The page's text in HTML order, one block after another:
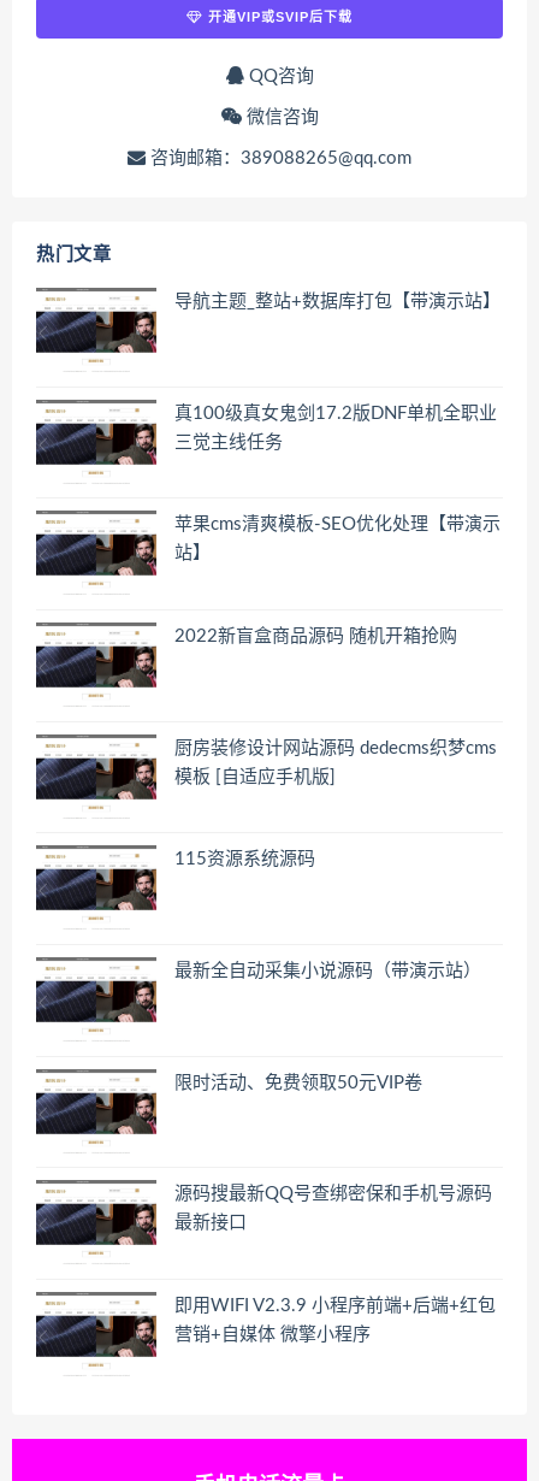
开通VIP或SVIP后下载
QQ咨询
微信咨询
咨询邮箱：389088265@qq.com
热门文章
导航主题_整站+数据库打包【带演示站】
真100级真女鬼剑17.2版DNF单机全职业
三觉主线任务
苹果cms清爽模板-SEO优化处理【带演示
站】
2022新盲盒商品源码 随机开箱抢购
厨房装修设计网站源码 dedecms织梦cms
模板 [自适应手机版]
115资源系统源码
最新全自动采集小说源码（带演示站）
限时活动、免费领取50元VIP卷
源码搜最新QQ号查绑密保和手机号源码
最新接口
即用WIFI V2.3.9 小程序前端+后端+红包
营销+自媒体 微擎小程序